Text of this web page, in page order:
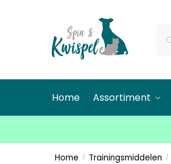
Home Assortiment
Home / Trainingsmiddelen /